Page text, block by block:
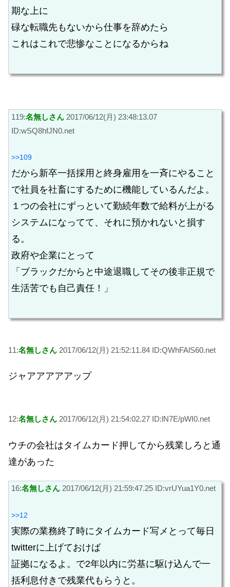
期な上に
碌な転職先もないから仕事を辞めたら
これはこれで悲惨なことになるからね
119:名無しさん 2017/06/12(月) 23:48:13.07
ID:wSQ8hfJN0.net
>>109
だから新卒一括採用と終身雇用を一斉にやること
で社員を社畜にするために機能しているんだよ。
１つの会社にずっといて勤続年数で給料が上がる
システムになってて、それに預かれないと損す
る。
政府や企業にとって
「ブラックだからと中途退職してその後非正規で
生活苦でも自己責任！」
11:名無しさん 2017/06/12(月) 21:52:11.84 ID:QWhFAlS60.net
ジャアアアアアップ
12:名無しさん 2017/06/12(月) 21:54:02.27 ID:lN7E/pWI0.net
ウチの会社はタイムカード押してから残業しろと通
達があった
16:名無しさん 2017/06/12(月) 21:59:47.25 ID:vrUYua1Y0.net
>>12
実際の業務終了時にタイムカード写メとって毎日
twitterに上げておけば
証拠になるよ。で2年以内に労基に駆け込んで一
括利息付きで残業代もらうと。